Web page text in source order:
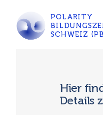
POLARITY
SCHWEIZ
Hier
Details